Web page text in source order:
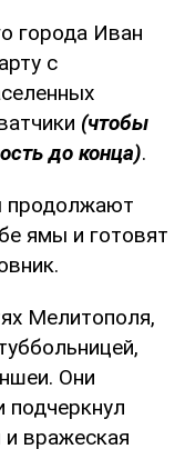
города Иван
с
(чтобы
до конца).
продолжают
ямы и готовят
Мелитополя,
Они
подчеркнул
вражеская